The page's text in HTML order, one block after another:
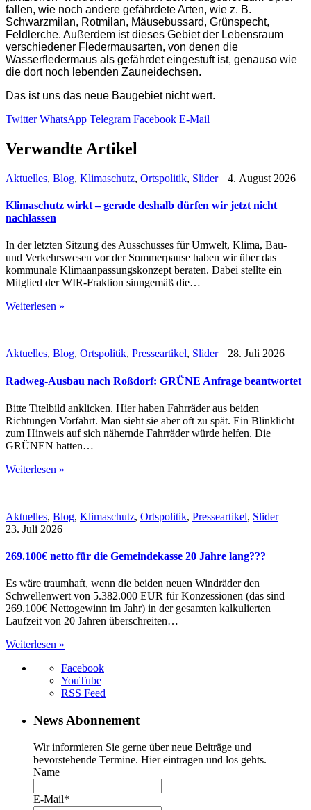
fallen, wie noch andere gefährdete Arten, wie z. B.
Schwarzmilan, Rotmilan, Mäusebussard, Grünspecht,
Feldlerche. Außerdem ist dieses Gebiet der Lebensraum
verschiedener Fledermausarten, von denen die
Wasserfledermaus als gefährdet eingestuft ist, genauso wie
die dort noch lebenden Zauneidechsen.
Das ist uns das neue Baugebiet nicht wert.
Twitter WhatsApp Telegram Facebook E-Mail
Verwandte Artikel
Aktuelles, Blog, Klimaschutz, Ortspolitik, Slider 4. August 2026
Klimaschutz wirkt – gerade deshalb dürfen wir jetzt nicht
nachlassen
In der letzten Sitzung des Ausschusses für Umwelt, Klima, Bau-
und Verkehrswesen vor der Sommerpause haben wir über das
kommunale Klimaanpassungskonzept beraten. Dabei stellte ein
Mitglied der WIR-Fraktion sinngemäß die…
Weiterlesen »
Aktuelles, Blog, Ortspolitik, Presseartikel, Slider 28. Juli 2026
Radweg-Ausbau nach Roßdorf: GRÜNE Anfrage beantwortet
Bitte Titelbild anklicken. Hier haben Fahrräder aus beiden
Richtungen Vorfahrt. Man sieht sie aber oft zu spät. Ein Blinklicht
zum Hinweis auf sich nähernde Fahrräder würde helfen. Die
GRÜNEN hatten…
Weiterlesen »
Aktuelles, Blog, Klimaschutz, Ortspolitik, Presseartikel, Slider
23. Juli 2026
269.100€ netto für die Gemeindekasse 20 Jahre lang???
Es wäre traumhaft, wenn die beiden neuen Windräder den
Schwellenwert von 5.382.000 EUR für Konzessionen (das sind
269.100€ Nettogewinn im Jahr) in der gesamten kalkulierten
Laufzeit von 20 Jahren überschreiten…
Weiterlesen »
Facebook
YouTube
RSS Feed
News Abonnement
Wir informieren Sie gerne über neue Beiträge und
bevorstehende Termine. Hier eintragen und los gehts.
Name
E-Mail*